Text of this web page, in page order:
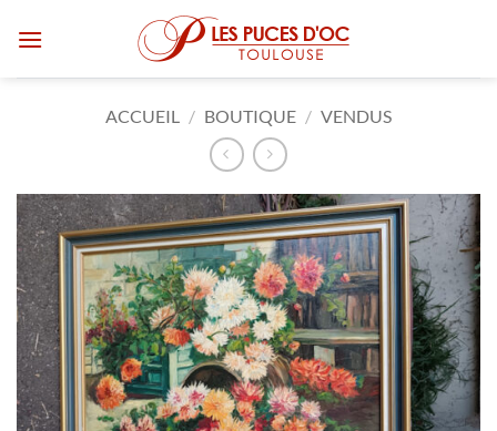
ACCUEIL / BOUTIQUE / VENDUS